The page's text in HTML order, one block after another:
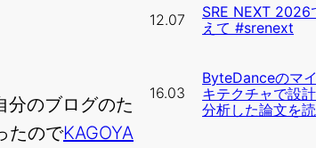
分のブログのた
たのでKAGOYA
12.07
SRE NEXT 2026
えて #srenext
16.03
ByteDanceのマ
キテクチャで設
分析した論文を